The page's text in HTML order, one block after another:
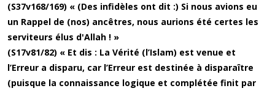
(S37v168/169) « (Des infidèles ont dit :) Si nous avions eu
un Rappel de (nos) ancêtres, nous aurions été certes les
serviteurs élus d'Allah ! »
(S17v81/82) « Et dis : La Vérité (l’Islam) est venue et
l’Erreur a disparu, car l’Erreur est destinée à disparaître
(puisque la connaissance logique et complétée finit par